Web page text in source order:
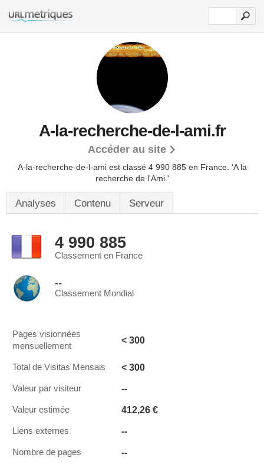
A-la-recherche-de-l-ami.fr
Accéder au site
A-la-recherche-de-l-ami est classé 4 990 885 en France. 'A la
recherche de l'Ami.'
Analyses Contenu Serveur
4 990 885
Classement en France
--
Classement Mondial
Pages visionnées
mensuellement
< 300
Total de Visitas Mensais < 300
Valeur par visiteur --
Valeur estimée 412,26 €
Liens externes --
Nombre de pages --